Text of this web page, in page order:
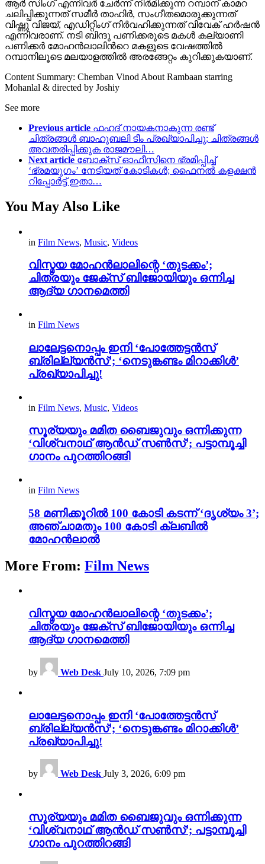
ആർ സിംഗ് എന്നിവർ ചേർന്ന് നിർമിക്കുന്ന റമ്പാന് കാമറ
ചലിപ്പിക്കുന്നത് സമീർ താഹിർ, സംഗീതമൊരുക്കുന്നത്
വിഷ്ണു വിജയ്, എഡിറ്റിംഗ് നിർവഹിക്കുന്നത് വിവേക് ഹർഷൻ
എന്നിവരാണ്. നടി ബിന്ദു പണിക്കരുടെ മകൾ കല്യാണി
പണിക്കർ മോഹൻലാലിൻറെ മകളുടെ വേഷത്തിൽ
റമ്പാനിലൂടെ മലയാളത്തിൽ അരങ്ങേറ്റം കുറിക്കുകയാണ്.
Content Summary: Chemban Vinod About Rambaan starring
Mohanlal & directed by Joshiy
See more
Previous article ഫഹദ് നായകനാകുന്ന രണ്ട്
ചിത്രങ്ങൾ ബാഹുബലി ടീം പ്രഖ്യാപിച്ചു; ചിത്രങ്ങൾ
അവതരിപ്പിക്കുക രാജമൗലി…
Next article ബോക്സ് ഓഫീസിനെ ഭ്രമിപ്പിച്ച്
‘ഭ്രമയുഗം’ നേടിയത് കോടികൾ; ഫൈനൽ കളക്ഷൻ
റിപ്പോർട്ട് ഇതാ…
You May Also Like
in Film News, Music, Videos
വിസ്മയ മോഹൻലാലിന്റെ ‘തുടക്കം’;
ചിത്രയും ജേക്സ് ബിജോയിയും ഒന്നിച്ച
ആദ്യ ഗാനമെത്തി
in Film News
ലാലേട്ടനൊപ്പം ഇനി ‘പോത്തേട്ടൻസ്
ബ്രില്ല്യൻസ്’; ‘നെടുങ്കണ്ടം മിറാക്കിൾ’
പ്രഖ്യാപിച്ചു!
in Film News, Music, Videos
സൂര്യയും മമിത ബൈജുവും ഒന്നിക്കുന്ന
‘വിശ്വനാഥ് ആൻഡ് സൺസ്’; പട്ടാമ്പൂച്ചി
ഗാനം പുറത്തിറങ്ങി
in Film News
58 മണിക്കൂറിൽ 100 കോടി കടന്ന് ‘ദൃശ്യം 3’;
അഞ്ചാമതും 100 കോടി ക്ലബിൽ
മോഹൻലാൽ
More From: Film News
വിസ്മയ മോഹൻലാലിന്റെ ‘തുടക്കം’;
ചിത്രയും ജേക്സ് ബിജോയിയും ഒന്നിച്ച
ആദ്യ ഗാനമെത്തി
by Web Desk July 10, 2026, 7:09 pm
ലാലേട്ടനൊപ്പം ഇനി ‘പോത്തേട്ടൻസ്
ബ്രില്ല്യൻസ്’; ‘നെടുങ്കണ്ടം മിറാക്കിൾ’
പ്രഖ്യാപിച്ചു!
by Web Desk July 3, 2026, 6:09 pm
സൂര്യയും മമിത ബൈജുവും ഒന്നിക്കുന്ന
‘വിശ്വനാഥ് ആൻഡ് സൺസ്’; പട്ടാമ്പൂച്ചി
ഗാനം പുറത്തിറങ്ങി